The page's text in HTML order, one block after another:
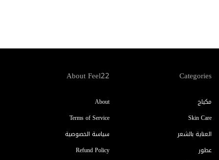
Categories
مكياج
Skin Care
العناية بالشعر
عطور
About Feel22
About
Terms of Service
سياسة الخصوصية
Refund Policy